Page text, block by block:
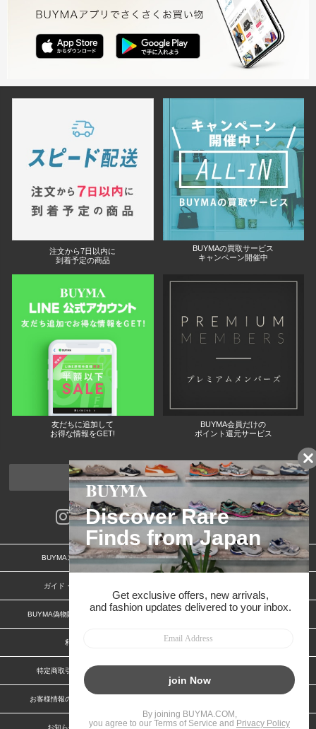
注文から7日以内に
到着予定の商品
BUYMAの買取サービス
キャンペーン開催中
友だちに追加して
お得な情報をGET!
BUYMA会員だけの
ポイント還元サービス
ページトップへ
BUYMAスタートガイド 安心への取り組み
ガイド・お問い合わせ
BUYMA偽物販売防止の取り組み BUYMA CARD
利用規約
特定商取引法に関する表記 特定商取引法に関する表記(出品者)
お客様情報の外部送信について
お知らせ(PCサイト) 会社案内